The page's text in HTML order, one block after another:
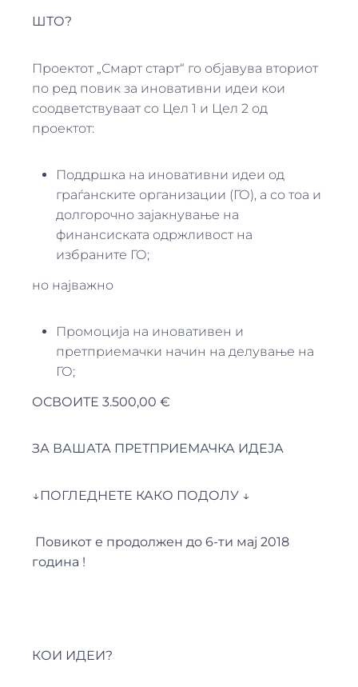
ШТО?
Проектот „Смарт старт“ го објавува вториот
по ред повик за иновативни идеи кои
соодветствуваат со Цел 1 и Цел 2 од
проектот:
Поддршка на иновативни идеи од
граѓанските организации (ГО), а со тоа и
долгорочно зајакнување на
финансиската одржливост на
избраните ГО;
но најважно
Промоција на иновативен и
претприемачки начин на делување на
ГО;
ОСВОИТЕ 3.500,00 €
ЗА ВАШАТА ПРЕТПРИЕМАЧКА ИДЕЈА
↓ ПОГЛЕДНЕТЕ КАКО ПОДОЛУ ↓
Повикот е продолжен до 6-ти мај 2018
година !
КОИ ИДЕИ?